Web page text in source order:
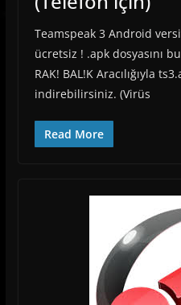
Teamspeak 3 Android
ücretsiz ! .apk dosyasını
RAK! BAL!K Aracılığıyla
indirebilirsiniz. (Virüs
Read More